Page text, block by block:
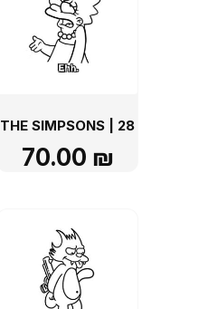
THE SIMPSONS | 28
70.00 ₪